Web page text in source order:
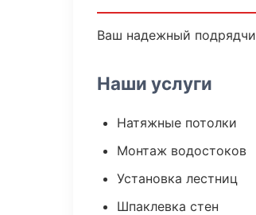
Ваш надежный
Наши услуги
Натяжные потолки
Монтаж водостоков
Установка лестниц
Шпаклевка стен